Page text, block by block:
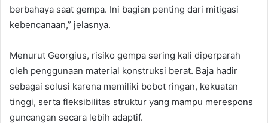
berbahaya saat gempa. Ini bagian penting dari mitigasi
kebencanaan,” jelasnya.
Menurut Georgius, risiko gempa sering kali diperparah
oleh penggunaan material konstruksi berat. Baja hadir
sebagai solusi karena memiliki bobot ringan, kekuatan
tinggi, serta fleksibilitas struktur yang mampu merespons
guncangan secara lebih adaptif.